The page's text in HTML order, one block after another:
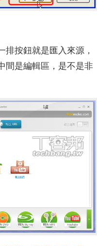
按鈕就是匯入來源，
間是編輯區，是不是非